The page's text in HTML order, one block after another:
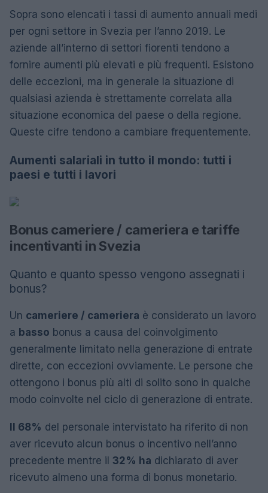
Sopra sono elencati i tassi di aumento annuali medi
per ogni settore in Svezia per l’anno 2019. Le
aziende all’interno di settori fiorenti tendono a
fornire aumenti più elevati e più frequenti. Esistono
delle eccezioni, ma in generale la situazione di
qualsiasi azienda è strettamente correlata alla
situazione economica del paese o della regione.
Queste cifre tendono a cambiare frequentemente.
Aumenti salariali in tutto il mondo: tutti i
paesi e tutti i lavori
Bonus cameriere / cameriera e tariffe
incentivanti in Svezia
Quanto e quanto spesso vengono assegnati i
bonus?
Un cameriere / cameriera è considerato un lavoro
a basso bonus a causa del coinvolgimento
generalmente limitato nella generazione di entrate
dirette, con eccezioni ovviamente. Le persone che
ottengono i bonus più alti di solito sono in qualche
modo coinvolte nel ciclo di generazione di entrate.
Il 68% del personale intervistato ha riferito di non
aver ricevuto alcun bonus o incentivo nell’anno
precedente mentre il 32% ha dichiarato di aver
ricevuto almeno una forma di bonus monetario.